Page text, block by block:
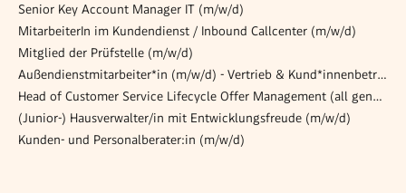
Senior Key Account Manager IT (m/w/d)
MitarbeiterIn im Kundendienst / Inbound Callcenter (m/w/d)
Mitglied der Prüfstelle (m/w/d)
Außendienstmitarbeiter*in (m/w/d) - Vertrieb & Kund*innenbetreuung
Head of Customer Service Lifecycle Offer Management (all genders)
(Junior-) Hausverwalter/in mit Entwicklungsfreude (m/w/d)
Kunden- und Personalberater:in (m/w/d)